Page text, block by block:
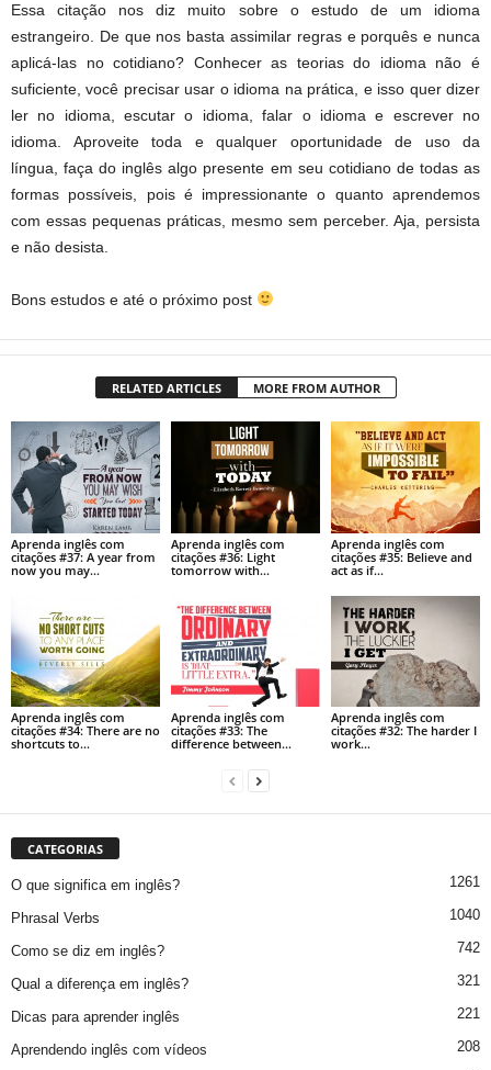
Essa citação nos diz muito sobre o estudo de um idioma
estrangeiro. De que nos basta assimilar regras e porquês e nunca
aplicá-las no cotidiano? Conhecer as teorias do idioma não é
suficiente, você precisar usar o idioma na prática, e isso quer dizer
ler no idioma, escutar o idioma, falar o idioma e escrever no
idioma. Aproveite toda e qualquer oportunidade de uso da
língua, faça do inglês algo presente em seu cotidiano de todas as
formas possíveis, pois é impressionante o quanto aprendemos
com essas pequenas práticas, mesmo sem perceber. Aja, persista
e não desista.
Bons estudos e até o próximo post
RELATED ARTICLES MORE FROM AUTHOR
Aprenda inglês com
citações #37: A year from
now you may…
Aprenda inglês com
citações #36: Light
tomorrow with…
Aprenda inglês com
citações #35: Believe and
act as if…
Aprenda inglês com
citações #34: There are no
shortcuts to…
Aprenda inglês com
citações #33: The
difference between…
Aprenda inglês com
citações #32: The harder I
work…
CATEGORIAS
O que significa em inglês? 1261
Phrasal Verbs 1040
Como se diz em inglês? 742
Qual a diferença em inglês? 321
Dicas para aprender inglês 221
Aprendendo inglês com vídeos 208